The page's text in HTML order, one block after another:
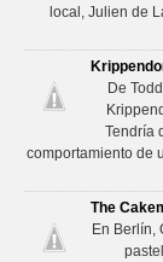
local, Julien de
De
Tendría
comportamiento de
The
En Berlín,